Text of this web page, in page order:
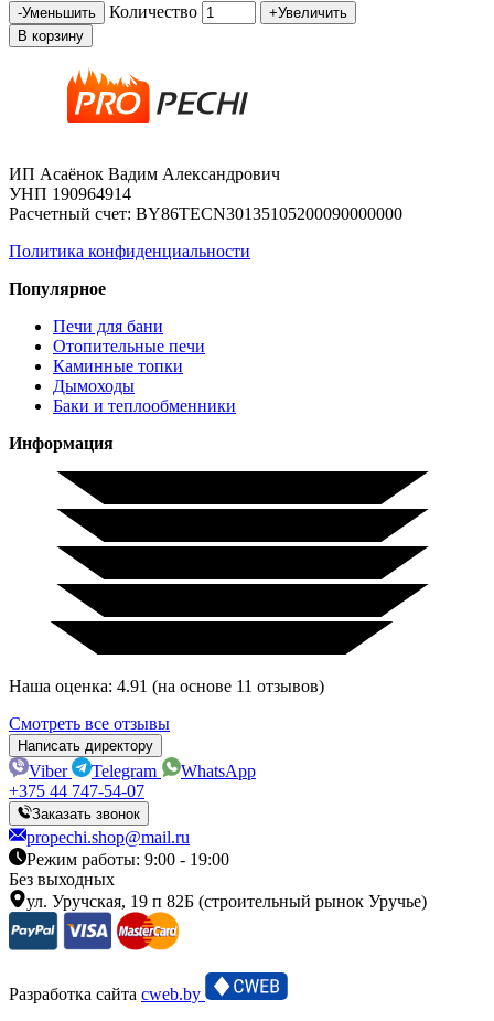
-Уменьшить Количество +Увеличить
В корзину
ИП Асаёнок Вадим Александрович
УНП 190964914
Расчетный счет: BY86TECN30135105200090000000
Политика конфиденциальности
Популярное
Печи для бани
Отопительные печи
Каминные топки
Дымоходы
Баки и теплообменники
Информация
Наша оценка: 4.91 (на основе 11 отзывов)
Смотреть все отзывы
Написать директору
Viber Telegram
WhatsApp
+375 44 747-54-07
Заказать звонок
propechi.shop@mail.ru
Режим работы: 9:00 - 19:00
Без выходных
ул. Уручская, 19 п 82Б (строительный рынок Уручье)
Разработка сайта cweb.by